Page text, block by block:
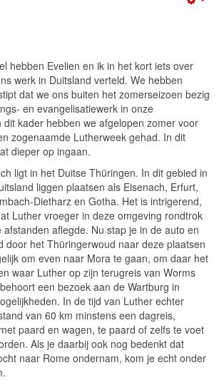
hebben Evelien en ik in het kort iets over
werk in Duitsland verteld. We hebben
dat we ons buiten het zomerseizoen bezig
en evangelisatiewerk in onze
dit kader hebben we afgelopen zomer voor
zogenaamde Lutherweek gehad. In dit
dieper op ingaan.
ligt in het Duitse Thüringen. In dit gebied in
liggen plaatsen als Eisenach, Erfurt,
Dietharz en Gotha. Het is intrigerend,
Luther vroeger in deze omgeving rondtrok
aflegde. Nu stap je in de auto en
door het Thüringerwoud naar deze plaatsen
om even naar Mora te gaan, om daar het
waar Luther op zijn terugreis van Worms
een bezoek aan de Wartburg in
In de tijd van Luther echter
van 60 km minstens een dagreis,
paard en wagen, te paard of zelfs te voet
Als je daarbij ook nog bedenkt dat
naar Rome ondernam, kom je echt onder